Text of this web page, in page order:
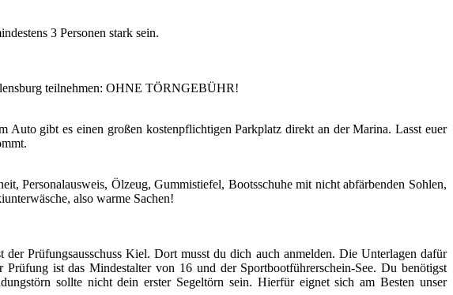
3 Personen stark sein.
teilnehmen: OHNE TÖRNGEBÜHR!
gibt es einen großen kostenpflichtigen Parkplatz direkt an der Marina. Lasst euer
Personalausweis, Ölzeug, Gummistiefel, Bootsschuhe mit nicht abfärbenden Sohlen,
also warme Sachen!
Prüfungsausschuss Kiel. Dort musst du dich auch anmelden. Die Unterlagen dafür
ist das Mindestalter von 16 und der Sportbootführerschein-See. Du benötigst
sollte nicht dein erster Segeltörn sein. Hierfür eignet sich am Besten unser